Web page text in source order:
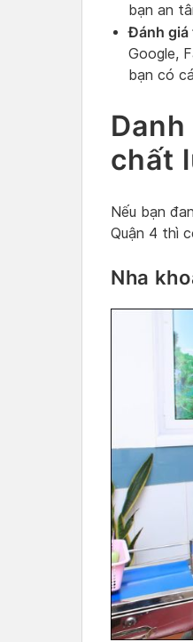
bạn an
Đánh giá
Google,
bạn có
chất
Nếu bạn
Quận 4 thì
Nha